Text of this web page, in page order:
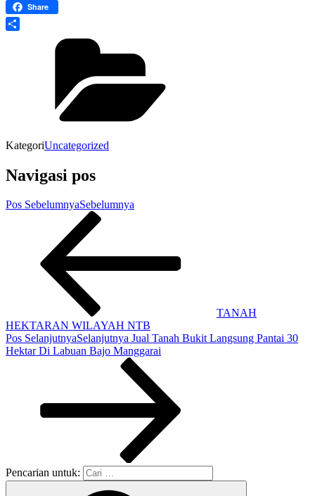
Share
KategoriUncategorized
Navigasi pos
Pos SebelumnyaSebelumnya
TANAH
HEKTARAN WILAYAH NTB
Pos SelanjutnyaSelanjutnya Jual Tanah Bukit Langsung Pantai 30
Hektar Di Labuan Bajo Manggarai
Pencarian untuk: